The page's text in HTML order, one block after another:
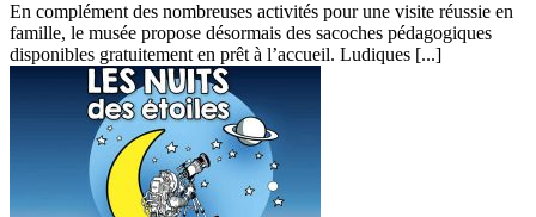
En complément des nombreuses activités pour une visite réussie en
famille, le musée propose désormais des sacoches pédagogiques
disponibles gratuitement en prêt à l’accueil. Ludiques [...]